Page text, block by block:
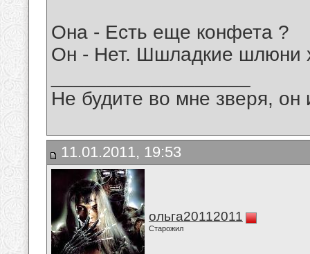
Она - Есть еще конфета ?
Он - Нет. Шшладкие шлюни
Не будите во мне зверя, он
11.01.2011, 19:53
ольга20112011
Старожил